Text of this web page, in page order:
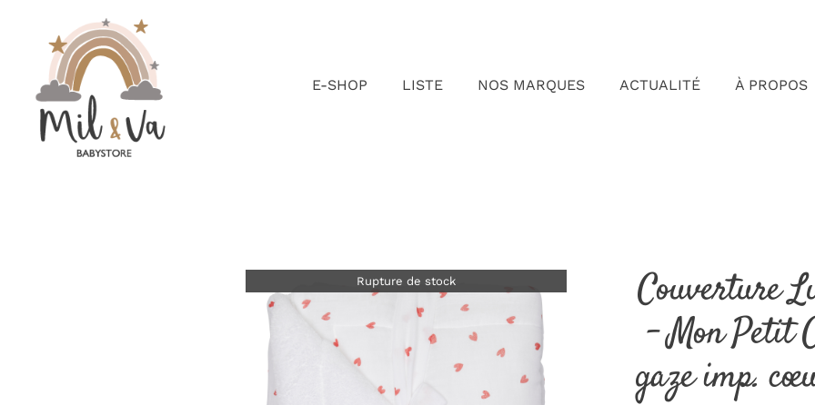
contenu
E-SHOP LISTE NOS MARQUES ACTUALITÉ À PROPOS
Rupture de stock
Couverture
– Mon Petit
gaze imp.